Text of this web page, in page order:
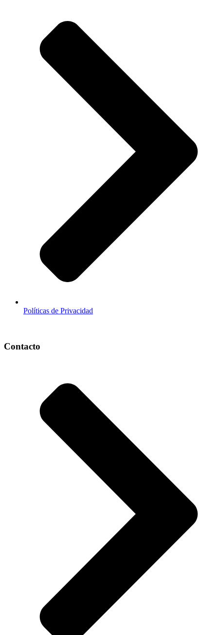
Políticas de Privacidad
Contacto